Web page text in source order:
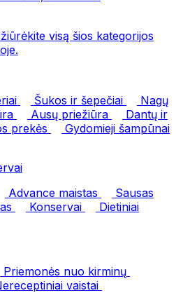
visą šios kategorijos
Šukos ir šepečiai
Nagų
Ausų priežiūra
Dantų ir
prekės
Gydomieji šampūnai
Advance maistas
Sausas
Konservai
Dietiniai
Priemonės nuo kirminų
vaistai